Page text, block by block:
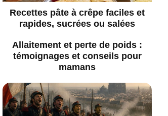
Recettes pâte à crêpe faciles et
rapides, sucrées ou salées
Allaitement et perte de poids :
témoignages et conseils pour
mamans